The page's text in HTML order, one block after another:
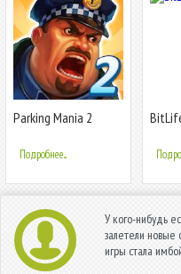
Parking Mania 2
Подробнее...
У кого-нибудь
залетели новые
игры стала